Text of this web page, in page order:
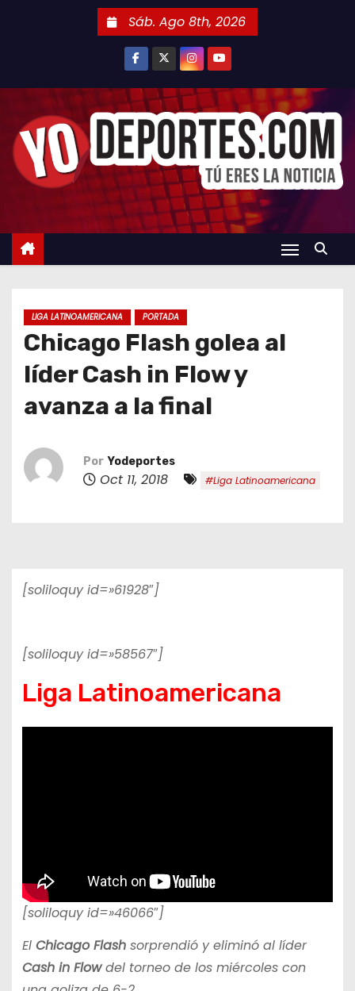
n
Sáb. Ago 8th, 2026
LIGA LATINOAMERICANA PORTADA
Chicago Flash golea al
líder Cash in Flow y
avanza a la final
Por Yodeportes
Oct 11, 2018 #Liga Latinoamericana
[soliloquy id=»61928″]
[soliloquy id=»58567″]
Liga Latinoamericana
[soliloquy id=»46066″]
El Chicago Flashsorprendió y eliminó al líder
Cash in Flowdel torneo de los miércoles con